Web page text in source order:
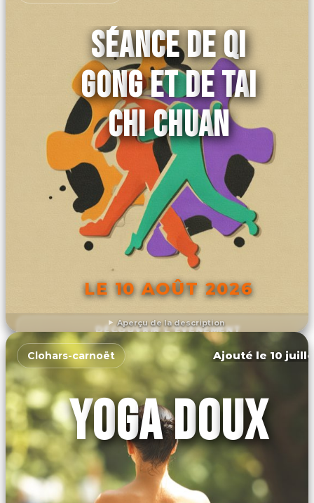
Aperçu de la description
SÉANCE DE QI
GONG ET DE TAI
CHI CHUAN
LE 10 AOÛT 2026
DÉCOUVRIR L'ÉVÉNEMENT
Clohars-carnoët Ajouté le 10
YOGA DOUX